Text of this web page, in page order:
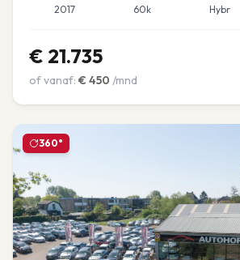
2017 60k Hybr
€ 21.735
of vanaf: € 450 /mnd
360°